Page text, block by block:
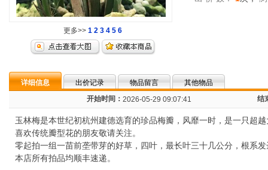
更多>> 1 2 3 4 5 6
详细信息 出价记录 物品留言
其他物品
开始时间： 2026-05-29 09:07:41 结
玉林梅是本世纪初杭州建德选育的珍品梅瓣，风靡一时，是一只超
喜欢传统瓣型花的朋友敬请关注。
零起拍一组一苗前垄带芽的好草，四叶，最长叶三十几公分，根系发
本店所有拍品均顺丰速递。